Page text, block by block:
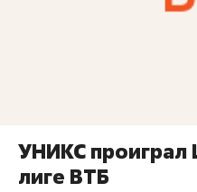
УНИКС проиграл
лиге ВТБ